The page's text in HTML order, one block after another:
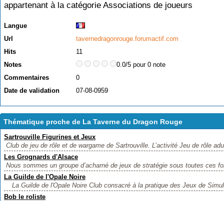
appartenant à la catégorie Associations de joueurs
Langue
Url
tavernedragonrouge.forumactif.com
Hits
11
Notes
0.0/5 pour 0 note
Commentaires
0
Date de validation
07-08-0959
Thématique proche de La Taverne du Dragon Rouge
Sartrouville Figurines et Jeux
Club de jeu de rôle et de wargame de Sartrouville. L’activité Jeu de rôle
Les Grognards d'Alsace
Nous sommes un groupe d’acharné de jeux de stratégie sous toutes ces
La Guilde de l'Opale Noire
La Guilde de l'Opale Noire Club consacré à la pratique des Jeux de
Bob le roliste